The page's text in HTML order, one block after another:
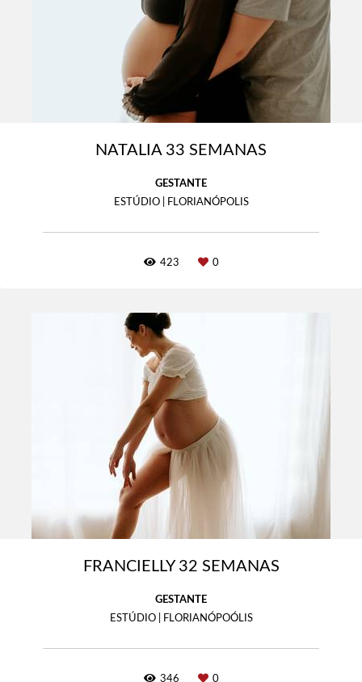
NATALIA 33 SEMANAS
GESTANTE
ESTÚDIO | FLORIANÓPOLIS
423 0
FRANCIELLY 32 SEMANAS
GESTANTE
ESTÚDIO | FLORIANÓPOÓLIS
346 0